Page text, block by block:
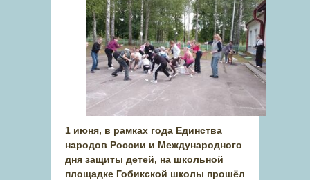
1 июня, в рамках года Единства
народов России и Международного
дня защиты детей, на школьной
площадке Гобикской школы прошёл